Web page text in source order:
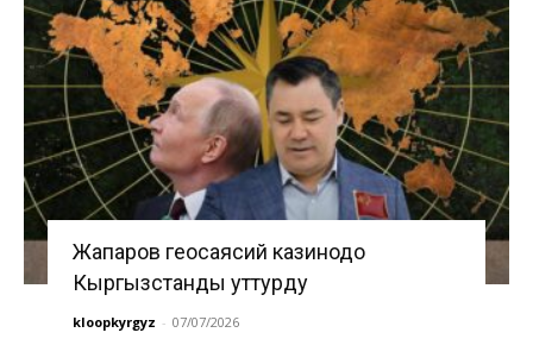
Жапаров геосаясий казинодо
Кыргызстанды уттурду
kloopkyrgyz - 07/07/2026